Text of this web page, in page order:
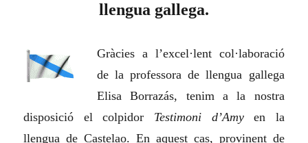
llengua gallega.
Gràcies a l’excel·lent col·laboració
de la professora de llengua gallega
Elisa Borrazás, tenim a la nostra
disposició el colpidor Testimoni d’Amyen la
llengua de Castelao. En aquest cas, provinent de